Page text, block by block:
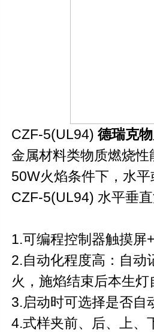
CZF-5(UL94) 德瑞克
金属材料类物质燃烧
50W火焰条件下，水
CZF-5(UL94) 水平垂
1.可编程控制器触摸屏
2.自动化程度高：自动
火，施焰结束后本生
3.启动时可选择是否自
4.式样夹前、后、上、